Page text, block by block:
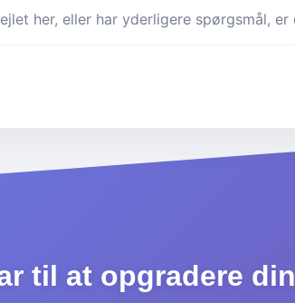
her, eller har yderligere spørgsmål,
til at opgradere